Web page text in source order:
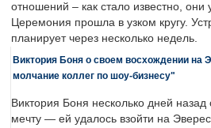
отношений – как стало известно, они
Церемония прошла в узком кругу.
планирует через несколько недель.
Виктория Боня о своем восхождении на
молчание коллег по шоу-бизнесу"
Виктория Боня несколько дней
мечту — ей удалось взойти на